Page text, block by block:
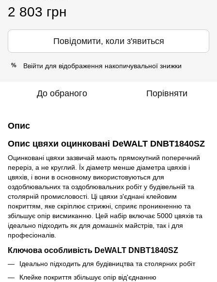
2 803 грн
Повідомити, коли з'явиться
% Ввійти для відображення накопичувальної знижки
До обраного Порівняти
Опис
Опис цвяхи оцинковані DeWALT DNBT1840SZ
Оцинковані цвяхи зазвичай мають прямокутний поперечний
переріз, а не круглий. Їх діаметр менше діаметра цвяхів і
цвяхів, і вони в основному використовуються для
оздоблювальних та оздоблювальних робіт у будівельній та
столярній промисловості. Ці цвяхи з'єднані клейовим
покриттям, яке скріплює стрижні, сприяє проникненню та
збільшує опір висмиканню. Цей набір включає 5000 цвяхів та
ідеально підходить як для домашніх майстрів, так і для
професіоналів.
Ключова особливість DeWALT DNBT1840SZ
Ідеально підходить для будівництва та столярних робіт
Клейке покриття збільшує опір від'єднанню